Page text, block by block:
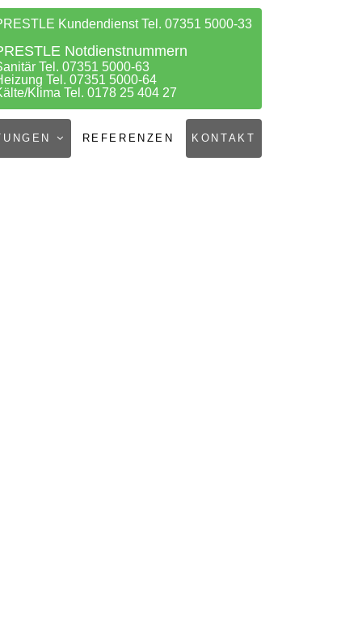
Kundendienst Tel. 07351 5000-33
Notdienstnummern
Tel. 07351 5000-63
Tel. 07351 5000-64
Klima Tel. 0178 25 404 27
REFERENZEN KONTAKT